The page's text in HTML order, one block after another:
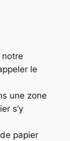
le
une zone
s’y
papier